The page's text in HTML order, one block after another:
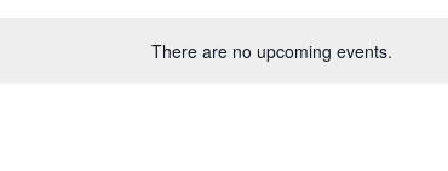
There are no upcoming events.